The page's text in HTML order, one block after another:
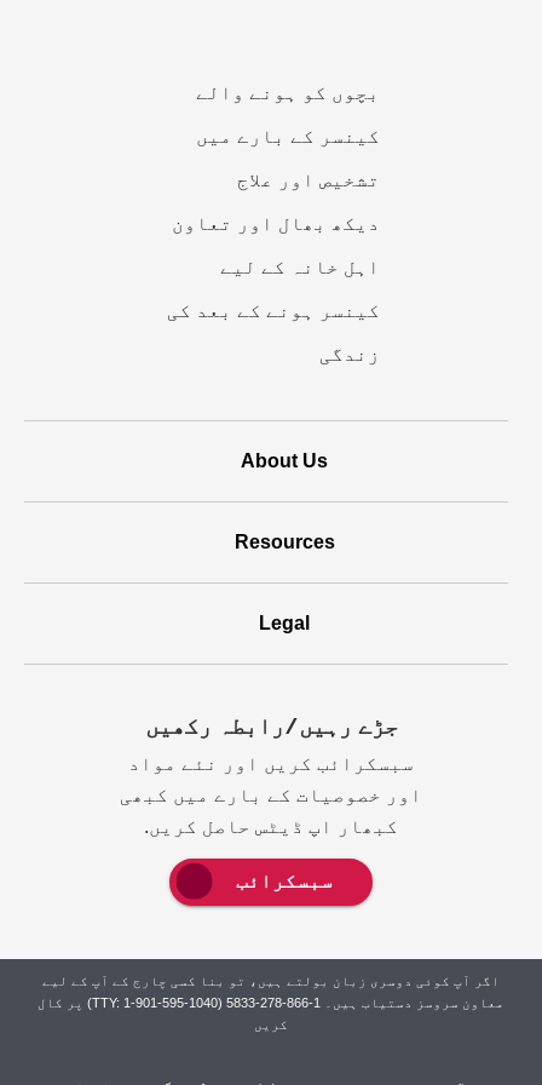
ہے
بچوں کو ہونے والے
کینسر کے بارے میں
تشخیص اور علاج
دیکھ بھال اور تعاون
اہل خانہ کے لیے
کینسر ہونے کے بعد کی
زندگی
About Us
Resources
Legal
جڑے رہیں/رابطہ رکھيں
سبسکرائب کریں اور نئے مواد
اور خصوصیات کے بارے میں کبھی
کبھار اپ ڈیٹس حاصل کریں.
سبسکرائب
اگر آپ کوئی دوسری زبان بولتے ہیں، تو بنا کسی چارج کے آپ کے لیے
معاون سروسز دستیاب ہیں۔ 1-866-278-5833 (TTY: 1-901-595-1040) پر کال
کریں